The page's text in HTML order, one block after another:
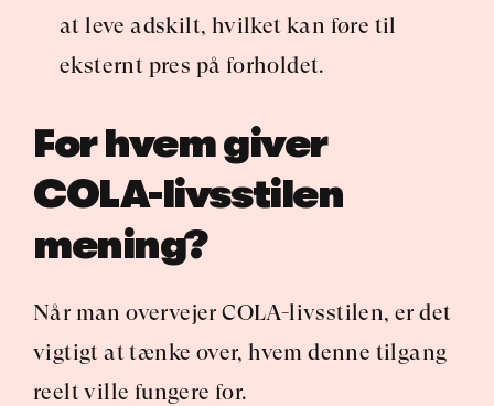
at leve adskilt, hvilket kan føre til
eksternt pres på forholdet.
For hvem giver
COLA-livsstilen
mening?
Når man overvejer COLA-livsstilen, er det
vigtigt at tænke over, hvem denne tilgang
reelt ville fungere for.